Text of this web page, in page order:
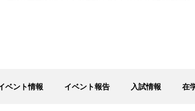
ベント情報 イベント報告 入試情報 在